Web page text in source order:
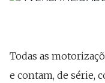
Todas as
e contam, de série,